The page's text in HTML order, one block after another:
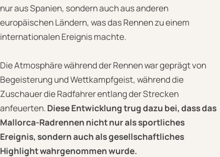
nur aus Spanien, sondern auch aus anderen
europäischen Ländern, was das Rennen zu einem
internationalen Ereignis machte.
Die Atmosphäre während der Rennen war geprägt von
Begeisterung und Wettkampfgeist, während die
Zuschauer die Radfahrer entlang der Strecken
anfeuerten. Diese Entwicklung trug dazu bei, dass das
Mallorca-Radrennen nicht nur als sportliches
Ereignis, sondern auch als gesellschaftliches
Highlight wahrgenommen wurde.